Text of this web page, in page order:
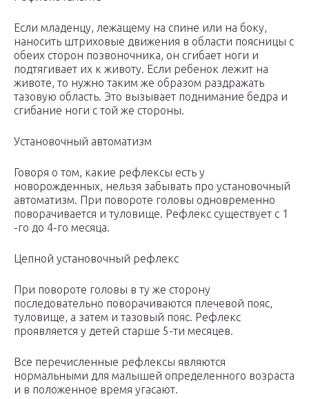
Если младенцу, лежащему на спине или на боку,
наносить штриховые движения в области поясницы с
обеих сторон позвоночника, он сгибает ноги и
подтягивает их к животу. Если ребенок лежит на
животе, то нужно таким же образом раздражать
тазовую область. Это вызывает поднимание бедра и
сгибание ноги с той же стороны.
Установочный автоматизм
Говоря о том, какие рефлексы есть у
новорожденных, нельзя забывать про установочный
автоматизм. При повороте головы одновременно
поворачивается и туловище. Рефлекс существует с 1
-го до 4-го месяца.
Цепной установочный рефлекс
При повороте головы в ту же сторону
последовательно поворачиваются плечевой пояс,
туловище, а затем и тазовый пояс. Рефлекс
проявляется у детей старше 5-ти месяцев.
Все перечисленные рефлексы являются
нормальными для малышей определенного возраста
и в положенное время угасают.